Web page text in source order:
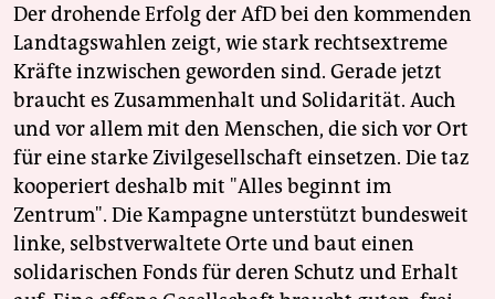
Der drohende Erfolg der AfD bei den kommenden
Landtagswahlen zeigt, wie stark rechtsextreme
Kräfte inzwischen geworden sind. Gerade jetzt
braucht es Zusammenhalt und Solidarität. Auch
und vor allem mit den Menschen, die sich vor Ort
für eine starke Zivilgesellschaft einsetzen. Die taz
kooperiert deshalb mit "Alles beginnt im
Zentrum". Die Kampagne unterstützt bundesweit
linke, selbstverwaltete Orte und baut einen
solidarischen Fonds für deren Schutz und Erhalt